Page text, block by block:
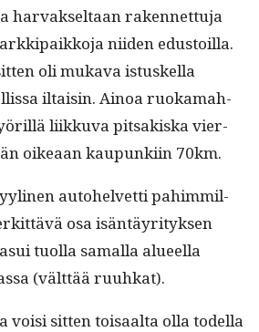
har­vak­seltaan raken­net­tu­ja
niiden edus­toil­la.
oli muka­va istuskel­la
iltaisin. Ain­oa ruokamah­
liikku­va pit­sakiska vier­
oikeaan kaupunki­in 70km.
auto­hel­vetti pahim­mil­
osa isän­täyri­tyk­sen
tuol­la samal­la alueel­la
(vält­tää ruuhkat).
voisi sit­ten toisaal­ta olla todel­la